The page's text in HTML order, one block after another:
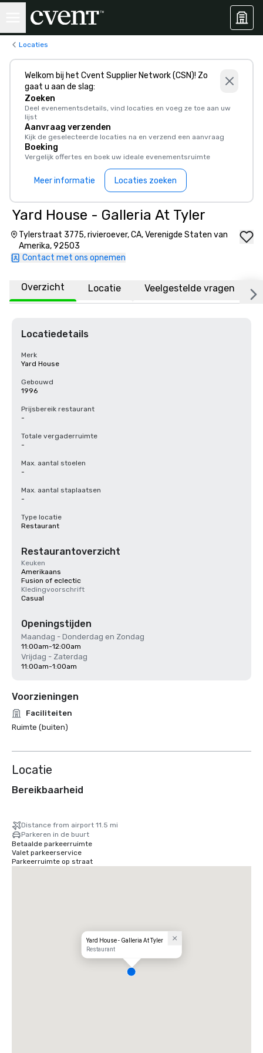
Locaties
Welkom bij het Cvent Supplier Network (CSN)! Zo
gaat u aan de slag:
Zoeken
Deel evenementsdetails, vind locaties en voeg ze toe aan uw
lijst
Aanvraag verzenden
Kijk de geselecteerde locaties na en verzend een aanvraag
Boeking
Vergelijk offertes en boek uw ideale evenementsruimte
Meer informatie Locaties zoeken
Yard House - Galleria At Tyler
Tylerstraat 3775, rivieroever, CA, Verenigde Staten van
Amerika, 92503
Contact met ons opnemen
Overzicht Locatie Veelgestelde vragen
Locatiedetails
Merk
Yard House
Gebouwd
1996
Prijsbereik restaurant
-
Totale vergaderruimte
-
Max. aantal stoelen
-
Max. aantal staplaatsen
-
Type locatie
Restaurant
Restaurantoverzicht
Keuken
Amerikaans
Fusion of eclectic
Kledingvoorschrift
Casual
Openingstijden
Maandag - Donderdag en Zondag
11:00am-12:00am
Vrijdag - Zaterdag
11:00am-1:00am
Voorzieningen
Faciliteiten
Ruimte (buiten)
Locatie
Bereikbaarheid
Distance from airport 11.5 mi
Parkeren in de buurt
Betaalde parkeerruimte
Valet parkeerservice
Parkeerruimte op straat
Yard House - Galleria At Tyler
Restaurant